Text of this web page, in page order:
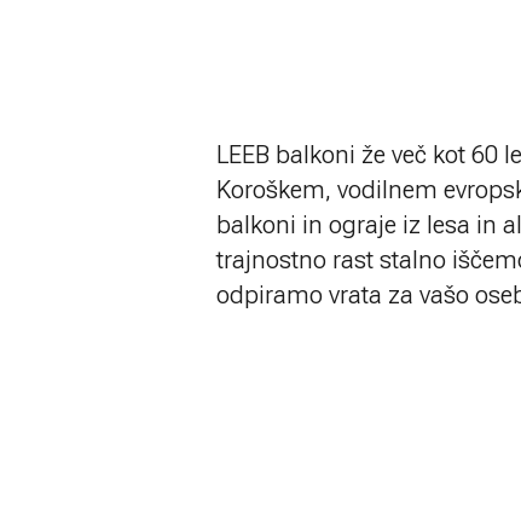
LEEB balkoni že več kot 60
Koroškem, vodilnem
balkoni in ograje iz lesa in
trajnostno rast stalno
odpiramo vrata za vašo